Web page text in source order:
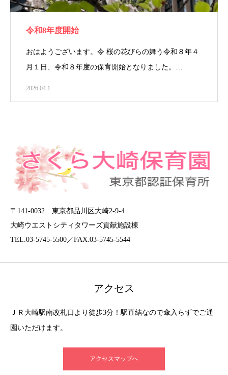
令和8年度開始
おはようございます。令 桜の花びらの舞う令和８年４
月１日、令和８年度の保育開始となりました。…
2026.04.1
〒141-0032 東京都品川区大崎2-9-4
大崎ウエストシティタワーズ貢献施設棟
TEL.03-5745-5500／FAX.03-5745-5544
アクセス
ＪＲ大崎駅南改札口より徒歩3分！駅直結なので傘入らずでご通
園いただけます。
アクセスマップへ